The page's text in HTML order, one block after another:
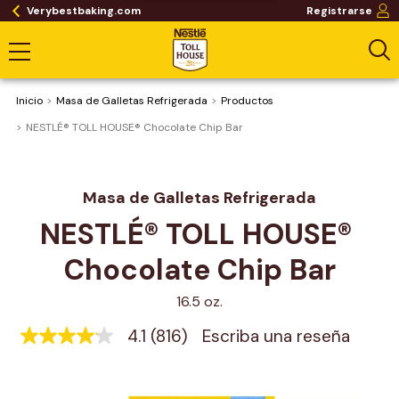
Verybestbaking.com Registrarse
Inicio Masa de Galletas Refrigerada
Productos
NESTLÉ® TOLL HOUSE® Chocolate Chip Bar
Masa de Galletas Refrigerada
NESTLÉ® TOLL HOUSE®
Chocolate Chip Bar
16.5 oz.
4.1
4.1 (816) Escriba una reseña